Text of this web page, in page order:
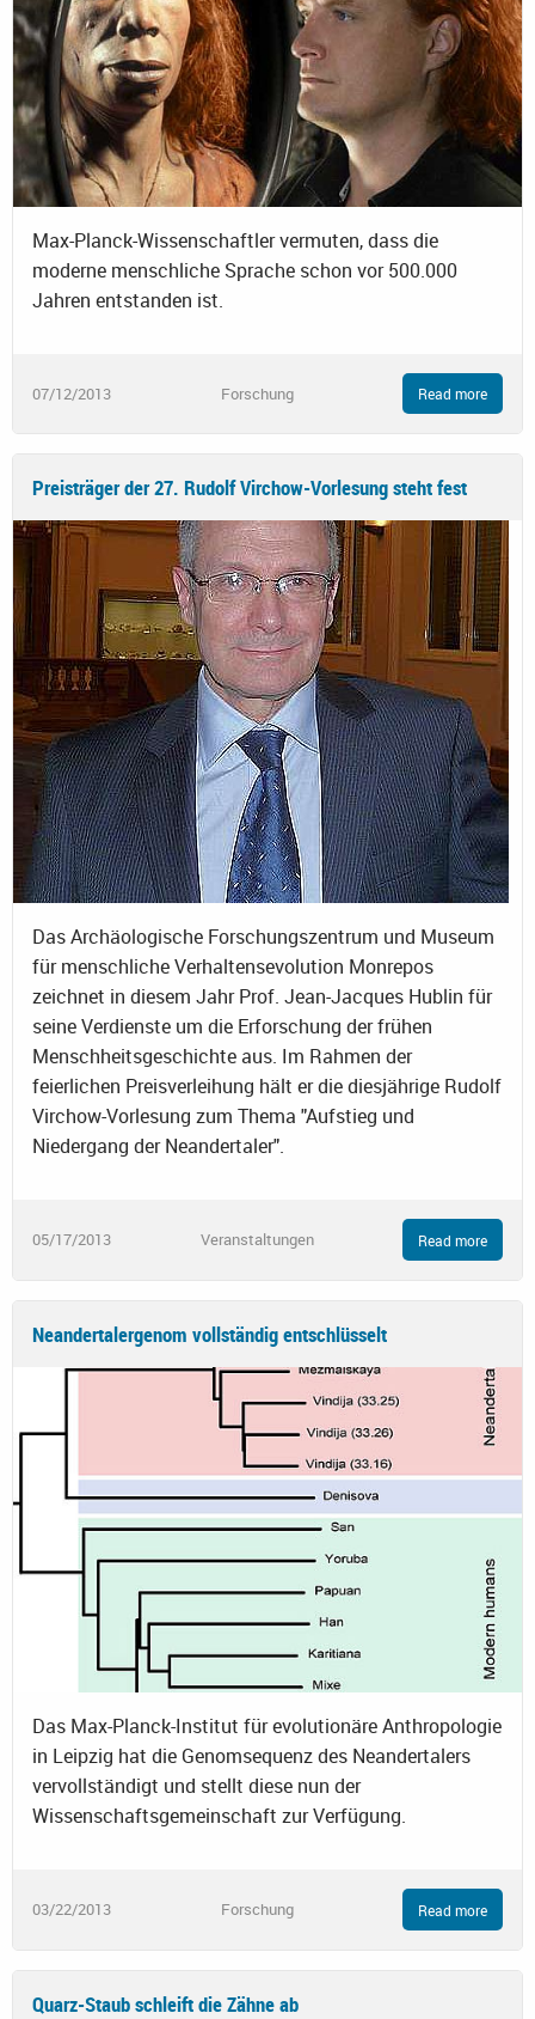
Max-Planck-Wissenschaftler vermuten, dass die
moderne menschliche Sprache schon vor 500.000
Jahren entstanden ist.
07/12/2013 Forschung Read more
Preisträger der 27. Rudolf Virchow-Vorlesung steht fest
Das Archäologische Forschungszentrum und Museum
für menschliche Verhaltensevolution Monrepos
zeichnet in diesem Jahr Prof. Jean-Jacques Hublin für
seine Verdienste um die Erforschung der frühen
Menschheitsgeschichte aus. Im Rahmen der
feierlichen Preisverleihung hält er die diesjährige Rudolf
Virchow-Vorlesung zum Thema "Aufstieg und
Niedergang der Neandertaler".
05/17/2013 Veranstaltungen Read more
Neandertalergenom vollständig entschlüsselt
Das Max-Planck-Institut für evolutionäre Anthropologie
in Leipzig hat die Genomsequenz des Neandertalers
vervollständigt und stellt diese nun der
Wissenschaftsgemeinschaft zur Verfügung.
03/22/2013 Forschung Read more
Quarz-Staub schleift die Zähne ab